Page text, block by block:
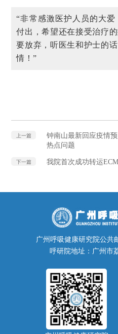
“非常感激医护人员的大
付出，希望还在接受治疗
要放弃，听医生和护士的
情！”
上一篇
钟南山最新回应疫情
热点问题
下一篇 我院首次成功转运
广州呼吸健康研究院公共
呼研院地址：广州市